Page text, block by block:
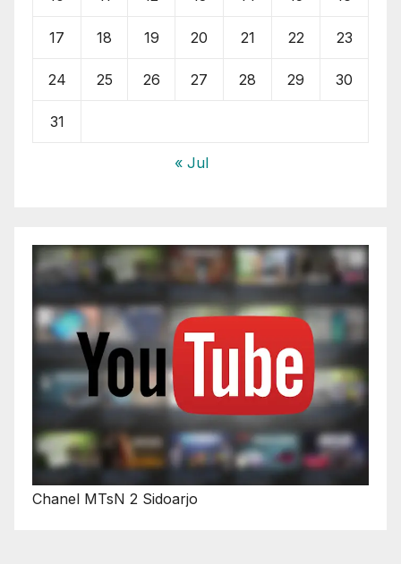
17 18 19 20 21 22 23
24 25 26 27 28 29 30
31
« Jul
Chanel MTsN 2 Sidoarjo